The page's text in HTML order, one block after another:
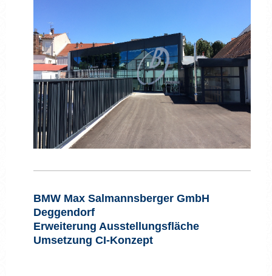
BMW Max Salmannsberger GmbH
Deggendorf
Erweiterung Ausstellungsfläche
Umsetzung CI-Konzept